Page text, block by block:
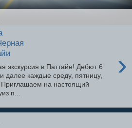
›
экскурсия в Паттайе! Дебют 6
далее каждые среду, пятницу,
Приглашаем на настоящий
п...